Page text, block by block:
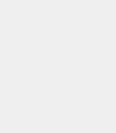
Zelo malo psov ima
zlasti hematološke
z 10-timi tedni na
razvil anemije.
Leta 1994 so v PETA
(PETA 1994). Psi so bili
samic in 47,3 % (142/
vegansko hrano,